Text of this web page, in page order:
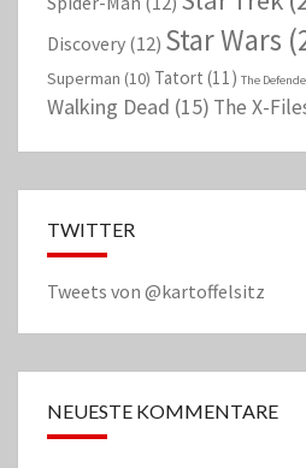
Discovery (12) Star Wars
Superman (10) Tatort (11) The
Walking Dead (15) The X-
TWITTER
Tweets von @kartoffelsitz
NEUESTE KOMMENTARE